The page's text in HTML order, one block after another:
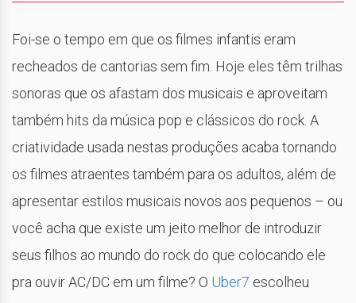
Foi-se o tempo em que os filmes infantis eram
recheados de cantorias sem fim. Hoje eles têm trilhas
sonoras que os afastam dos musicais e aproveitam
também hits da música pop e clássicos do rock. A
criatividade usada nestas produções acaba tornando
os filmes atraentes também para os adultos, além de
apresentar estilos musicais novos aos pequenos – ou
você acha que existe um jeito melhor de introduzir
seus filhos ao mundo do rock do que colocando ele
pra ouvir AC/DC em um filme? O Uber7 escolheu